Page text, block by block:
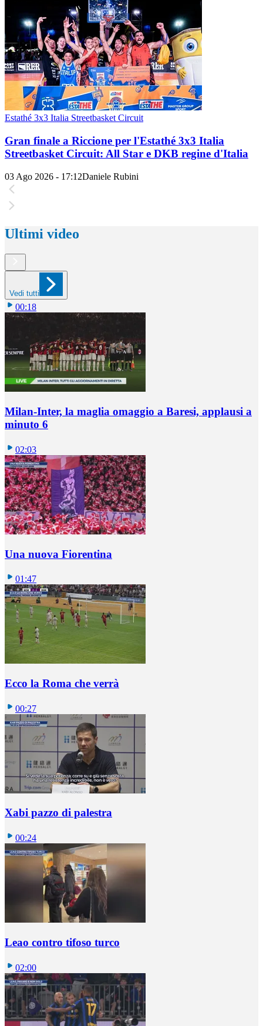
Estathé 3x3 Italia Streetbasket Circuit
Gran finale a Riccione per l'Estathé 3x3 Italia
Streetbasket Circuit: All Star e DKB regine d'Italia
03 Ago 2026 - 17:12Daniele Rubini
Ultimi video
Vedi tutti
00:18
Milan-Inter, la maglia omaggio a Baresi, applausi a
minuto 6
02:03
Una nuova Fiorentina
01:47
Ecco la Roma che verrà
00:27
Xabi pazzo di palestra
00:24
Leao contro tifoso turco
02:00